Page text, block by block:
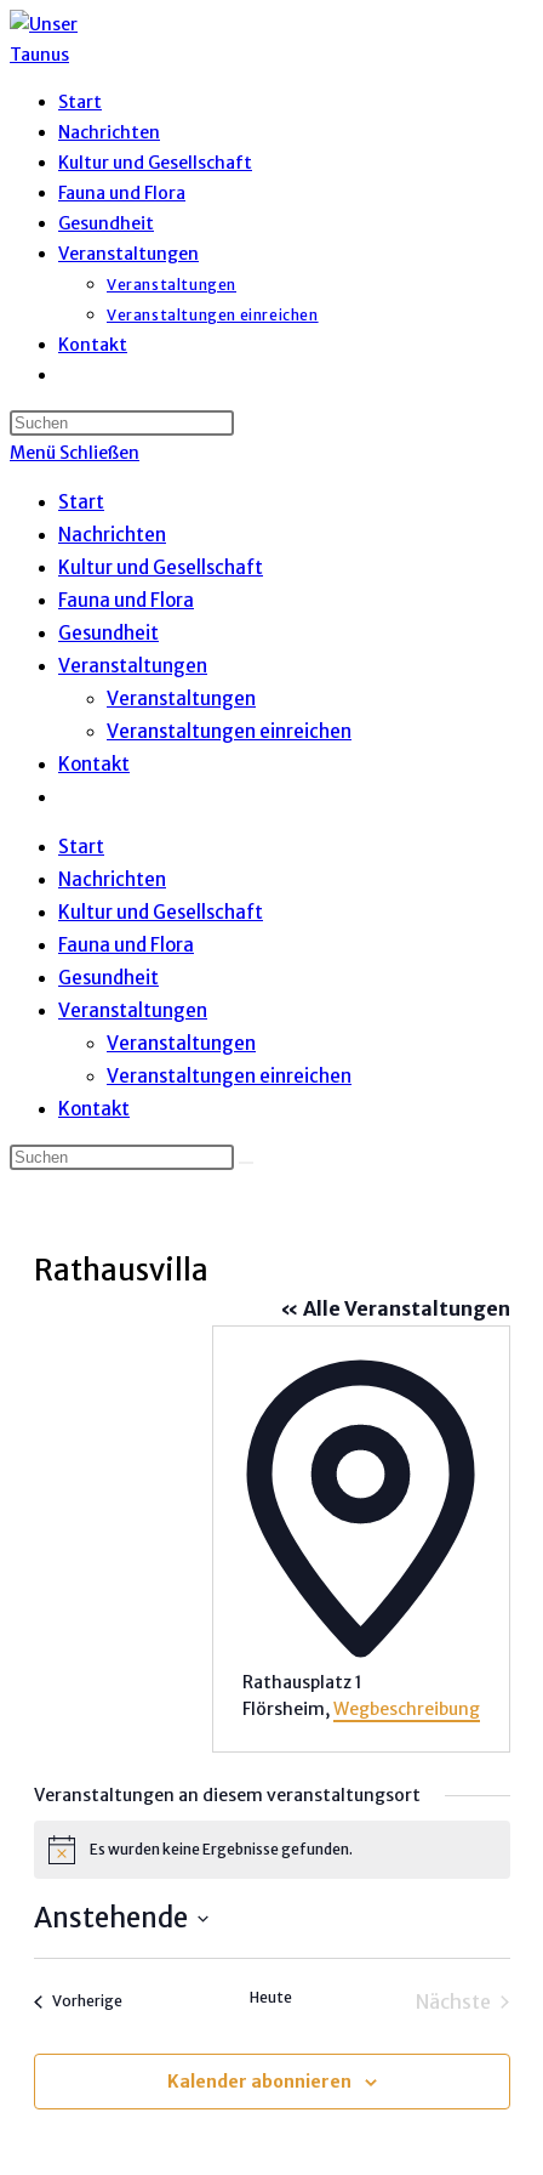
Zum
Inhalt
Start
Nachrichten
Kultur und Gesellschaft
Fauna und Flora
Gesundheit
Veranstaltungen
Veranstaltungen
Veranstaltungen einreichen
Kontakt
umschalten
Menü Schließen
Start
Nachrichten
Kultur und Gesellschaft
Fauna und Flora
Gesundheit
Veranstaltungen
Veranstaltungen
Veranstaltungen einreichen
Kontakt
umschalten
Start
Nachrichten
Kultur und Gesellschaft
Fauna und Flora
Gesundheit
Veranstaltungen
Veranstaltungen
Veranstaltungen einreichen
Kontakt
Rathausvilla
« Alle Veranstaltungen
Rathausplatz 1
Flörsheim,Wegbeschreibung
Veranstaltungen an diesem veranstaltungsort
HinweisEs wurden keine Ergebnisse gefunden.
Anstehende
VorherigeVeranstaltungen Heute
Nächste
Kalender abonnieren